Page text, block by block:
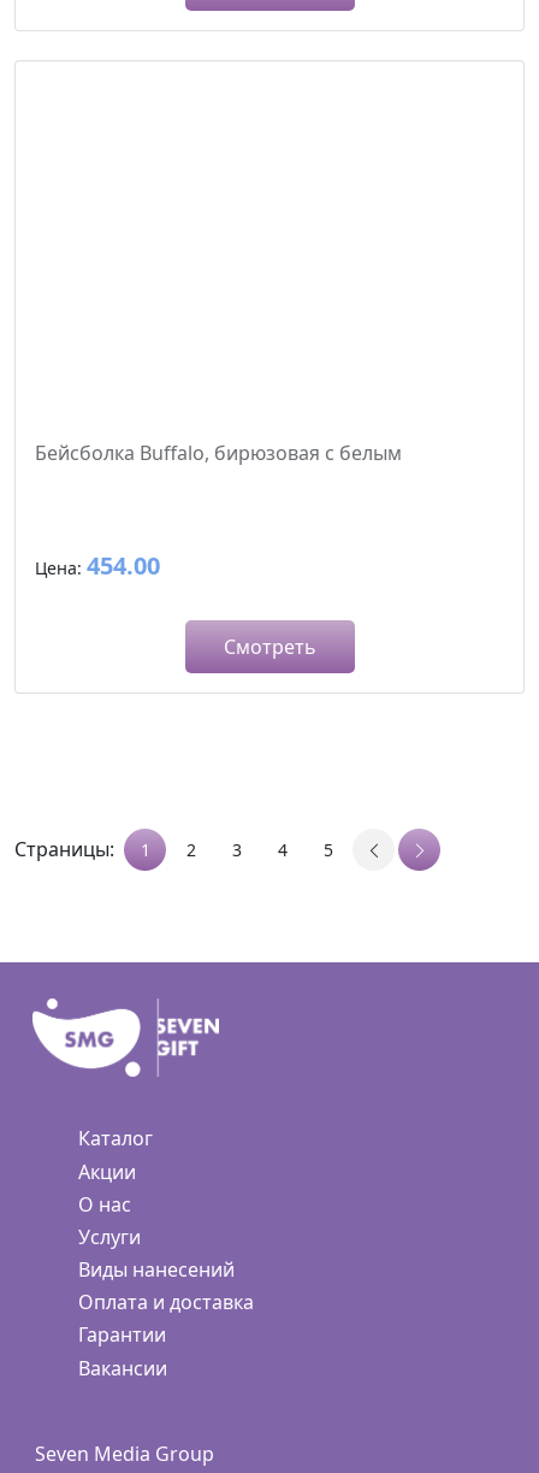
Бейсболка Buffalo, бирюзовая с белым
Цена: 454.00
Смотреть
Страницы: 1 2 3 4 5
Каталог
Акции
О нас
Услуги
Виды нанесений
Оплата и доставка
Гарантии
Вакансии
Seven Media Group